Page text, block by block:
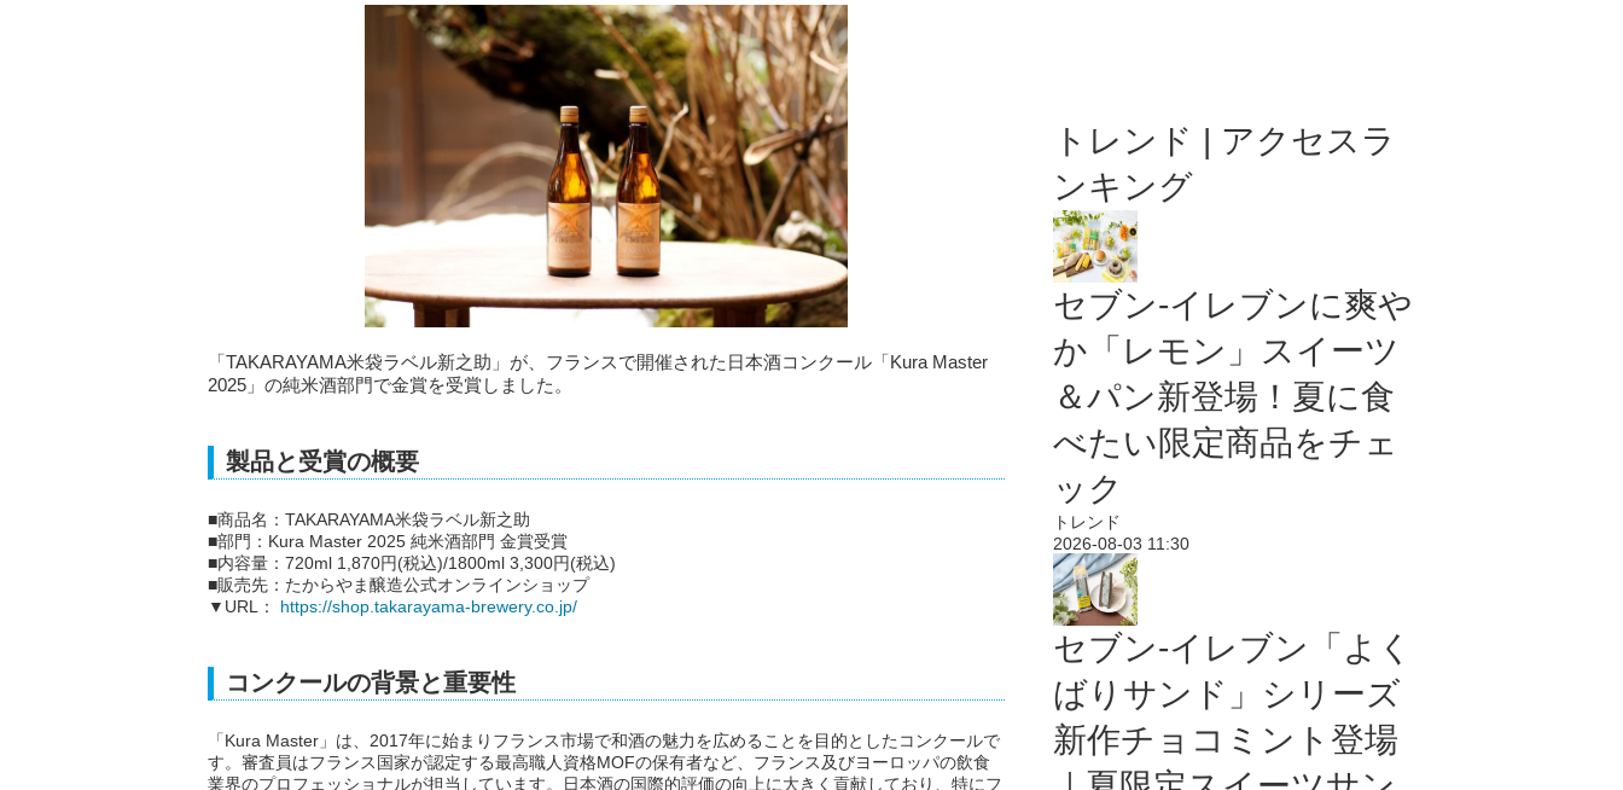
「TAKARAYAMA米袋ラベル新之助」が、フランスで開催された日本酒コンクール「Kura Master
2025」の純米酒部門で金賞を受賞しました。
製品と受賞の概要
■商品名：TAKARAYAMA米袋ラベル新之助
■部門：Kura Master 2025 純米酒部門 金賞受賞
■内容量：720ml 1,870円(税込)/1800ml 3,300円(税込)
■販売先：たからやま醸造公式オンラインショップ
▼URL： https://shop.takarayama-brewery.co.jp/
コンクールの背景と重要性
「Kura Master」は、2017年に始まりフランス市場で和酒の魅力を広めることを目的としたコンクールで
す。審査員はフランス国家が認定する最高職人資格MOFの保有者など、フランス及びヨーロッパの飲食
業界のプロフェッショナルが担当しています。日本酒の国際的評価の向上に大きく貢献しており、特にフ
トレンド | アクセスラ
ンキング
セブン‐イレブンに爽や
か「レモン」スイーツ
＆パン新登場！夏に食
べたい限定商品をチェ
ック
トレンド
2026-08-03 11:30
セブン‐イレブン「よく
ばりサンド」シリーズ
新作チョコミント登場